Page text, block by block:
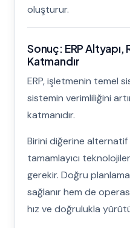
oluşturur.
Sonuç: ERP Altyapı,
Katmandır
ERP, işletmenin temel
sistemin verimliliğini
katmanıdır.
Birini diğerine
tamamlayıcı
gerekir. Doğru
sağlanır hem de
hız ve doğrulukla